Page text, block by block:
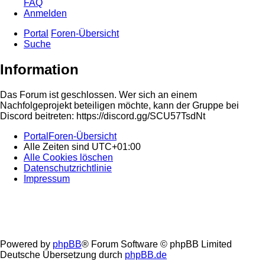
FAQ
Anmelden
Portal
Foren-Übersicht
Suche
Information
Das Forum ist geschlossen. Wer sich an einem
Nachfolgeprojekt beteiligen möchte, kann der Gruppe bei
Discord beitreten: https://discord.gg/SCU57TsdNt
Portal Foren-Übersicht
Alle Zeiten sind UTC+01:00
Alle Cookies löschen
Datenschutzrichtlinie
Impressum
Powered by phpBB® Forum Software © phpBB Limited
Deutsche Übersetzung durch phpBB.de